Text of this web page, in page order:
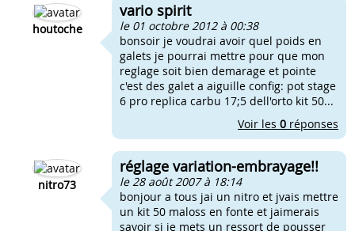
houtoche
vario spirit
le 01 octobre 2012 à 00:38
bonsoir je voudrai avoir quel poids en
galets je pourrai mettre pour que mon
reglage soit bien demarage et pointe
c'est des galet a aiguille config: pot stage
6 pro replica carbu 17;5 dell'orto kit 50...
Voir les 0 réponses
nitro73
réglage variation-embrayage!!
le 28 août 2007 à 18:14
bonjour a tous jai un nitro et jvais mettre
un kit 50 maloss en fonte et jaimerais
savoir si je mets un ressort de pousser